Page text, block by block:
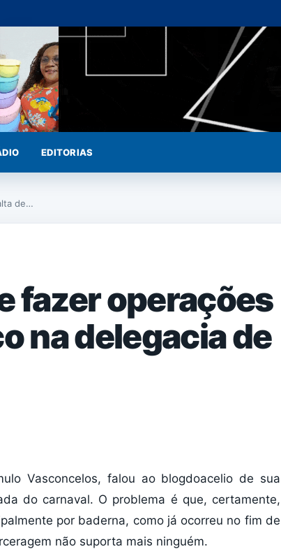
EDITORIAS
de…
fazer operações
na delegacia de
Vasconcelos, falou ao blogdoacelio de sua
do carnaval. O problema é que, certamente,
por baderna, como já ocorreu no fim de
não suporta mais ninguém.